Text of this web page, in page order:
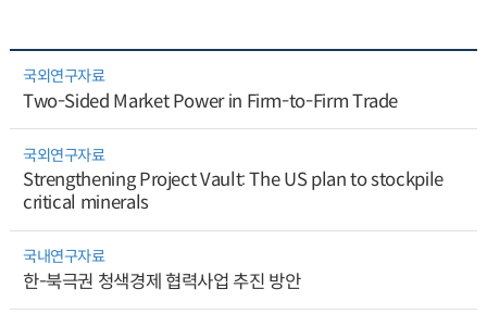
국외연구자료
Two-Sided Market Power in Firm-to-Firm Trade
국외연구자료
Strengthening Project Vault: The US plan to stockpile
critical minerals
국내연구자료
한-북극권 청색경제 협력사업 추진 방안